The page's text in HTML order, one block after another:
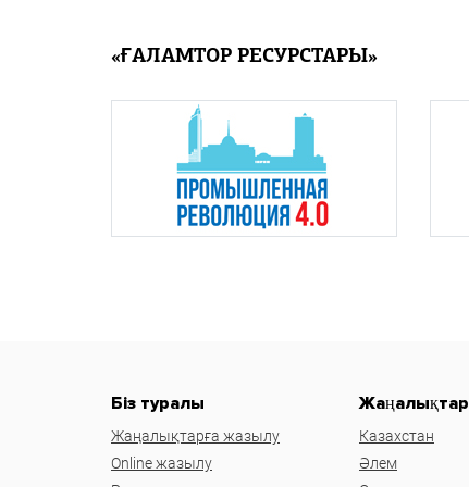
«ҒАЛАМТОР РЕСУРСТАРЫ»
Біз туралы
Жаңалықтарға жазылу
Online жазылу
Жаңалықтар
Казахстан
Әлем